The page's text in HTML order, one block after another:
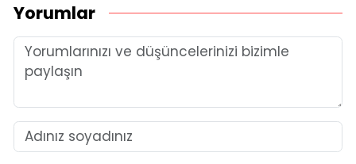
Yorumlar